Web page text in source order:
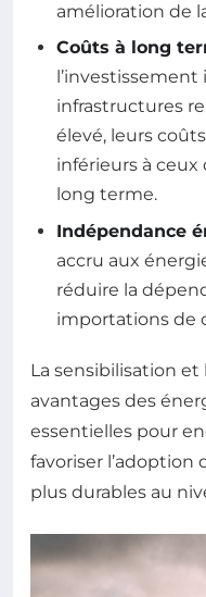
amélioration de
Coûts à long
infrastructures
élevé, leurs
inférieurs à ceux
long terme.
Indépendance
accru aux
réduire la
importations de
La sensibilisation et
avantages des
essentielles pour
favoriser
plus durables au